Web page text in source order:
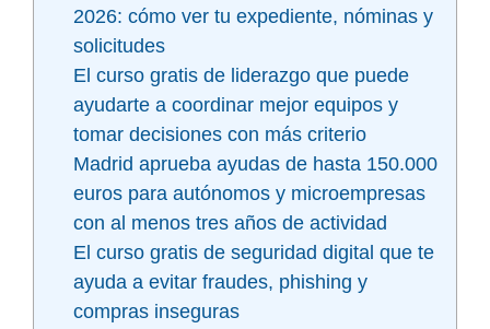
2026: cómo ver tu expediente, nóminas y
solicitudes
El curso gratis de liderazgo que puede
ayudarte a coordinar mejor equipos y
tomar decisiones con más criterio
Madrid aprueba ayudas de hasta 150.000
euros para autónomos y microempresas
con al menos tres años de actividad
El curso gratis de seguridad digital que te
ayuda a evitar fraudes, phishing y
compras inseguras